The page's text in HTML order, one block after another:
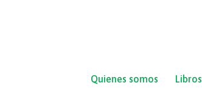
Quienes somos
Libros